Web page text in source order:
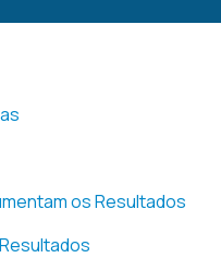
os Resultados